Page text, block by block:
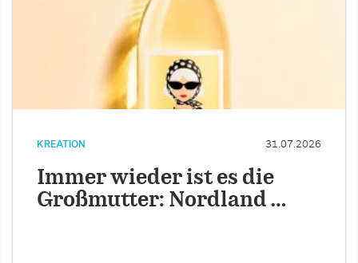
KREATION 31.07.2026
Immer wieder ist es die
Großmutter: Nordland …